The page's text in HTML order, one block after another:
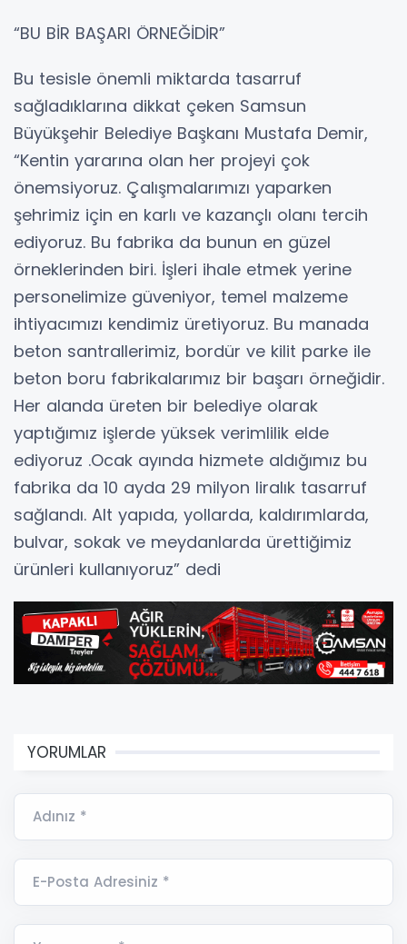
“BU BİR BAŞARI ÖRNEĞİDİR”
Bu tesisle önemli miktarda tasarruf
sağladıklarına dikkat çeken Samsun
Büyükşehir Belediye Başkanı Mustafa Demir,
“Kentin yararına olan her projeyi çok
önemsiyoruz. Çalışmalarımızı yaparken
şehrimiz için en karlı ve kazançlı olanı tercih
ediyoruz. Bu fabrika da bunun en güzel
örneklerinden biri. İşleri ihale etmek yerine
personelimize güveniyor, temel malzeme
ihtiyacımızı kendimiz üretiyoruz. Bu manada
beton santrallerimiz, bordür ve kilit parke ile
beton boru fabrikalarımız bir başarı örneğidir.
Her alanda üreten bir belediye olarak
yaptığımız işlerde yüksek verimlilik elde
ediyoruz .Ocak ayında hizmete aldığımız bu
fabrika da 10 ayda 29 milyon liralık tasarruf
sağlandı. Alt yapıda, yollarda, kaldırımlarda,
bulvar, sokak ve meydanlarda ürettiğimiz
ürünleri kullanıyoruz” dedi
YORUMLAR
Adınız *
E-Posta Adresiniz *